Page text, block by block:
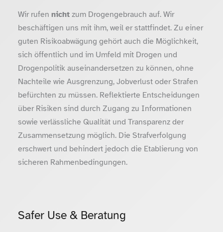
Wir rufen nichtzum Drogengebrauch auf. Wir
beschäftigen uns mit ihm, weil er stattfindet. Zu einer
guten Risikoabwägung gehört auch die Möglichkeit,
sich öffentlich und im Umfeld mit Drogen und
Drogenpolitik auseinandersetzen zu können, ohne
Nachteile wie Ausgrenzung, Jobverlust oder Strafen
befürchten zu müssen. Reflektierte Entscheidungen
über Risiken sind durch Zugang zu Informationen
sowie verlässliche Qualität und Transparenz der
Zusammensetzung möglich. Die Strafverfolgung
erschwert und behindert jedoch die Etablierung von
sicheren Rahmenbedingungen.
Safer Use & Beratung